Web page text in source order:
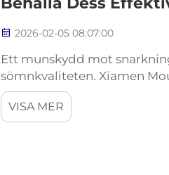
2026-02-05 08:07:00
Ett munskydd mot
sömnkvaliteten. Xiamen
kvalitetsprodukter för
Mouthguard har många ...
VISA MER